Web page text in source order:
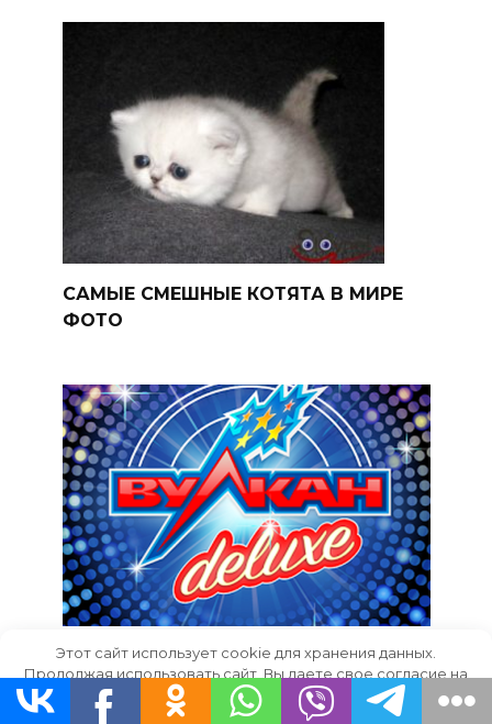
САМЫЕ СМЕШНЫЕ КОТЯТА В МИРЕ
ФОТО
Как зарегистрироваться в Вулкан
Делюкс онлайн казино и успешно
играть ?
Этот сайт использует cookie для хранения данных.
Продолжая использовать сайт, Вы даете свое согласие на
работу с этими файлами.
OK